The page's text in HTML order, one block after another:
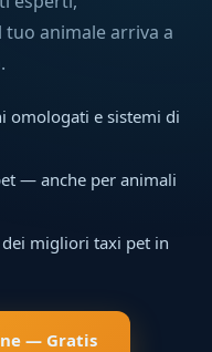
animale arriva a
omologati e sistemi di
— anche per animali
migliori taxi pet in
— Gratis